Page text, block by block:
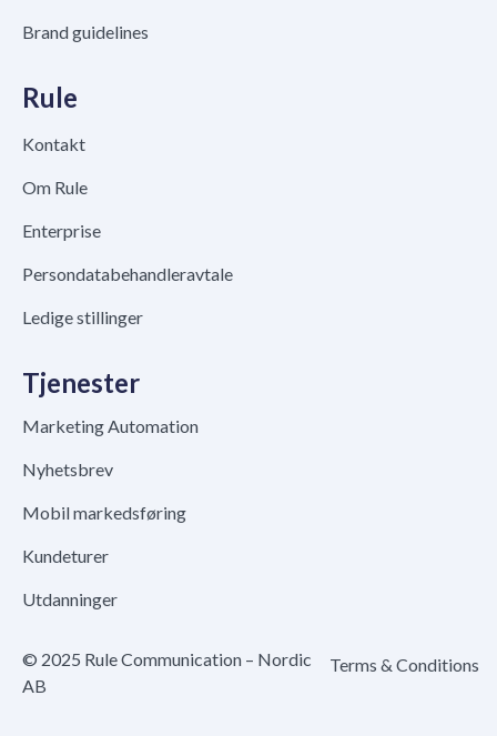
Brand guidelines
Rule
Kontakt
Om Rule
Enterprise
Persondatabehandleravtale
Ledige stillinger
Tjenester
Marketing Automation
Nyhetsbrev
Mobil markedsføring
Kundeturer
Utdanninger
© 2025 Rule Communication – Nordic
AB
Terms & Conditions